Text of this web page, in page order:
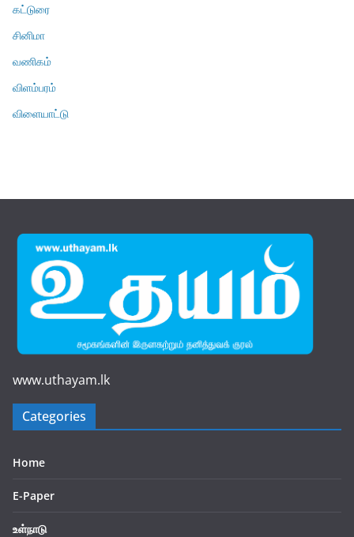
கட்டுரை
சினிமா
வணிகம்
விளம்பரம்
விளையாட்டு
www.uthayam.lk
Categories
Home
E-Paper
உள்நாடு